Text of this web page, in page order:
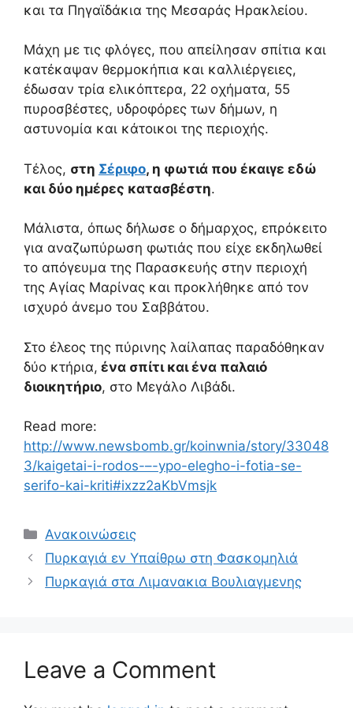
και τα Πηγαϊδάκια της Μεσαράς Ηρακλείου.
Μάχη με τις φλόγες, που απείλησαν σπίτια και
κατέκαψαν θερμοκήπια και καλλιέργειες,
έδωσαν τρία ελικόπτερα, 22 οχήματα, 55
πυροσβέστες, υδροφόρες των δήμων, η
αστυνομία και κάτοικοι της περιοχής.
Τέλος, στη Σέριφο, η φωτιά που έκαιγε εδώ
και δύο ημέρες κατασβέστη.
Μάλιστα, όπως δήλωσε ο δήμαρχος, επρόκειτο
για αναζωπύρωση φωτιάς που είχε εκδηλωθεί
το απόγευμα της Παρασκευής στην περιοχή
της Αγίας Μαρίνας και προκλήθηκε από τον
ισχυρό άνεμο του Σαββάτου.
Στο έλεος της πύρινης λαίλαπας παραδόθηκαν
δύο κτήρια, ένα σπίτι και ένα παλαιό
διοικητήριο, στο Μεγάλο Λιβάδι.
Read more:
http://www.newsbomb.gr/koinwnia/story/33048
3/kaigetai-i-rodos-–-ypo-elegho-i-fotia-se-
serifo-kai-kriti#ixzz2aKbVmsjk
Ανακοινώσεις
Πυρκαγιά εν Υπαίθρω στη Φασκομηλιά
Πυρκαγιά στα Λιμανακια Βουλιαγμενης
Leave a Comment